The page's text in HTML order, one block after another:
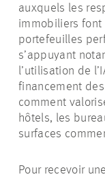
auxquels les
immobiliers font
portefeuilles
s’appuyant
l’utilisation de
financement
comment
hôtels, les
surfaces
Pour recevoir